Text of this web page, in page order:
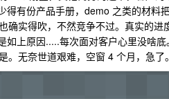
得有份产品手册，demo 之类的材料
确实得吹，不然竞争不过。真实的
如上原因.....每次面对客户心里没啥底。
。无奈世道艰难，空窗 4 个月，急